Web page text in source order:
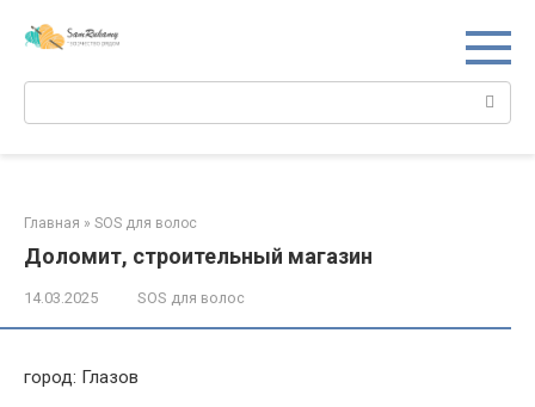
Главная » SOS для волос
Доломит, строительный магазин
14.03.2025 SOS для волос
город: Глазов